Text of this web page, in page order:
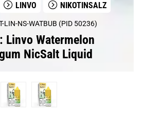
LINVO NIKOTINSALZ
LIN-NS-WATBUB (PID 50236)
Linvo Watermelon
NicSalt Liquid